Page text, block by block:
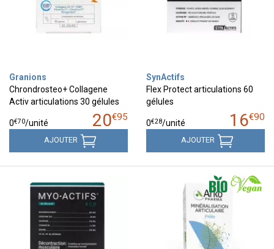
Granions
Chrondrosteo+ Collagene
Activ articulations 30 gélules
20€95
0€70/unité
AJOUTER
SynActifs
Flex Protect articulations 60
gélules
16€90
0€28/unité
AJOUTER